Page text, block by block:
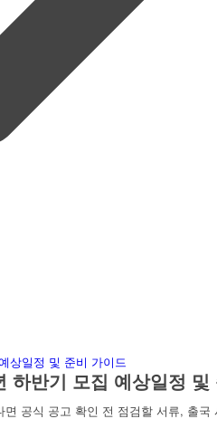
하반기 모집 예상일정
공식 공고 확인 전 점검할 서류, 출